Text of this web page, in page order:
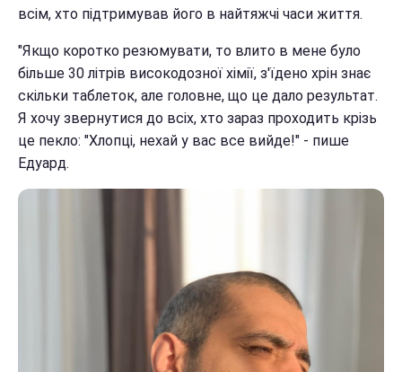
всім, хто підтримував його в найтяжчі часи життя.
"Якщо коротко резюмувати, то влито в мене було
більше 30 літрів високодозної хімії, з'їдено хрін знає
скільки таблеток, але головне, що це дало результат.
Я хочу звернутися до всіх, хто зараз проходить крізь
це пекло: "Хлопці, нехай у вас все вийде!" - пише
Едуард.